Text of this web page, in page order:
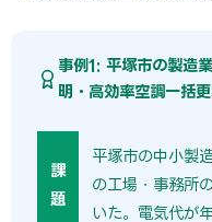
事例1: 平塚市の製造
明・高効率空調一括
課
題
平塚市の中小製
の工場・事務所
いた。電気代が